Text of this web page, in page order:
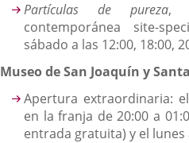
Partículas de pureza,
contemporánea site-
sábado a las 12:00, 18:00,
Museo de San Joaquín y
Apertura extraordinaria:
en la franja de 20:00 a
entrada gratuita) y el